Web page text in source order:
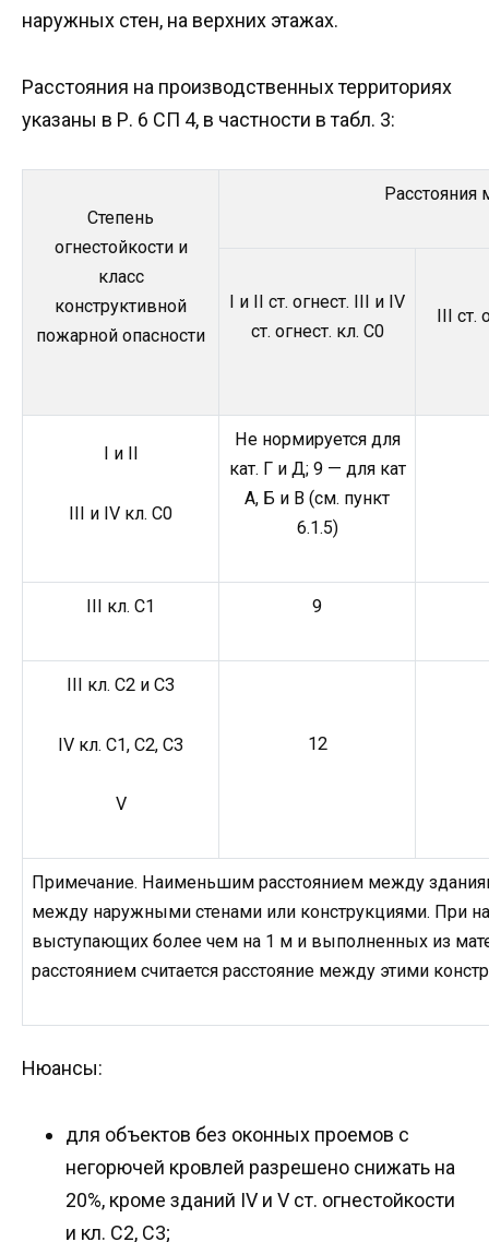
наружных стен, на верхних этажах.
Расстояния на производственных территориях
указаны в Р. 6 СП 4, в частности в табл. 3:
Степень
огнестойкости и
класс
конструктивной
пожарной опасности
I и II ст. огнест. III и IV
ст. огнест. кл. С0
III ст.
I и II
III и IV кл. С0
Не нормируется для
кат. Г и Д; 9 — для кат
А, Б и В (см. пункт
6.1.5)
III кл. С1 9
III кл. С2 и С3
IV кл. C1, C2, С3
V
12
Примечание. Наименьшим расстоянием между
между наружными стенами или конструкциями. При
выступающих более чем на 1 м и выполненных из
расстоянием считается расстояние между этими
Нюансы:
для объектов без оконных проемов с
негорючей кровлей разрешено снижать на
20%, кроме зданий IV и V ст. огнестойкости
и кл. C2, C3;